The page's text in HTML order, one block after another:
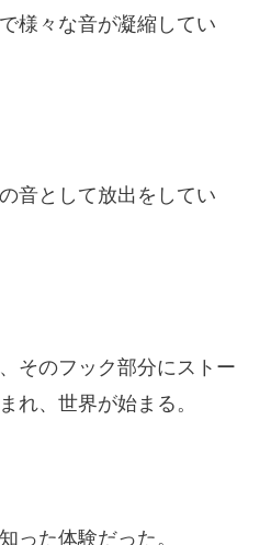
様々な音が凝縮してい
音として放出をしてい
そのフック部分にストー
れ、世界が始まる。
った体験だった。